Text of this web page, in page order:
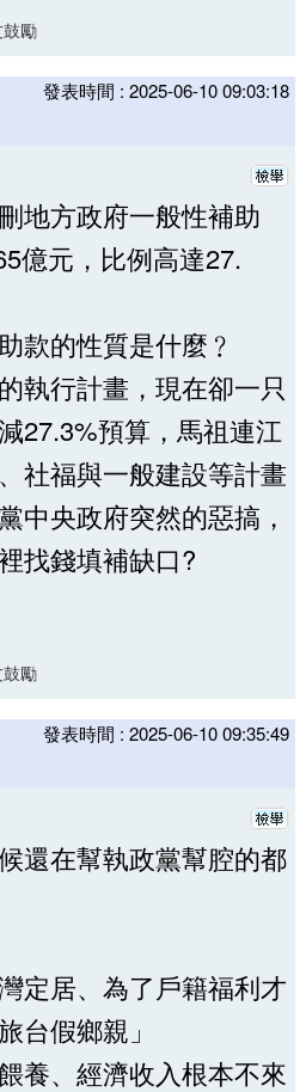
勵
發表時間 : 2025-06-10 09:03:18
地方政府一般性補助
億元，比例高達27.
款的性質是什麼﹖
執行計畫，現在卻一只
27.3%預算，馬祖連江
社福與一般建設等計畫
中央政府突然的惡搞，
找錢填補缺口?
勵
發表時間 : 2025-06-10 09:35:49
還在幫執政黨幫腔的都
定居、為了戶籍福利才
台假鄉親」
養、經濟收入根本不來